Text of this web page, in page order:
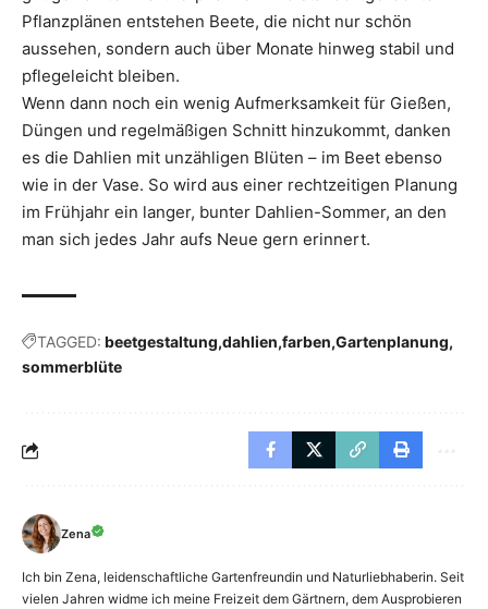
Pflanzplänen entstehen Beete, die nicht nur schön
aussehen, sondern auch über Monate hinweg stabil und
pflegeleicht bleiben.
Wenn dann noch ein wenig Aufmerksamkeit für Gießen,
Düngen und regelmäßigen Schnitt hinzukommt, danken
es die Dahlien mit unzähligen Blüten – im Beet ebenso
wie in der Vase. So wird aus einer rechtzeitigen Planung
im Frühjahr ein langer, bunter Dahlien-Sommer, an den
man sich jedes Jahr aufs Neue gern erinnert.
TAGGED: beetgestaltung dahlien farben Gartenplanung
sommerblüte
Zena
Ich bin Zena, leidenschaftliche Gartenfreundin und Naturliebhaberin. Seit
vielen Jahren widme ich meine Freizeit dem Gärtnern, dem Ausprobieren